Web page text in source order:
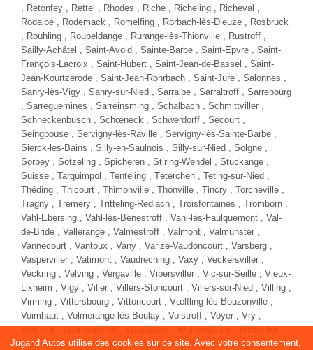
, Retonfey , Rettel , Rhodes , Riche , Richeling , Richeval ,
Rodalbe , Rodemack , Romelfing , Rorbach-lès-Dieuze , Rosbruck
, Rouhling , Roupeldange , Rurange-lès-Thionville , Rustroff ,
Sailly-Achâtel , Saint-Avold , Sainte-Barbe , Saint-Epvre , Saint-
François-Lacroix , Saint-Hubert , Saint-Jean-de-Bassel , Saint-
Jean-Kourtzerode , Saint-Jean-Rohrbach , Saint-Jure , Salonnes ,
Sanry-lès-Vigy , Sanry-sur-Nied , Sarralbe , Sarraltroff , Sarrebourg
Sarreguemines , Sarreinsming , Schalbach , Schmittviller ,
Schneckenbusch , Schœneck , Schwerdorff , Secourt ,
Seingbouse , Servigny-lès-Raville , Servigny-lès-Sainte-Barbe ,
Sierck-les-Bains , Silly-en-Saulnois , Silly-sur-Nied , Solgne ,
Sorbey , Sotzeling , Spicheren , Stiring-Wendel , Stuckange ,
Suisse , Tarquimpol , Tenteling , Téterchen , Teting-sur-Nied ,
Théding , Thicourt , Thimonville , Thonville , Tincry , Torcheville ,
Tragny , Trémery , Tritteling-Redlach , Troisfontaines , Tromborn ,
Vahl-Ebersing , Vahl-lès-Bénestroff , Vahl-lès-Faulquemont , Val-
de-Bride , Vallerange , Valmestroff , Valmont , Valmunster ,
Vannecourt , Vantoux , Vany , Varize-Vaudoncourt , Varsberg ,
Vasperviller , Vatimont , Vaudreching , Vaxy , Veckersviller ,
Veckring , Velving , Vergaville , Vibersviller , Vic-sur-Seille , Vieux-
Lixheim , Vigy , Viller , Villers-Stoncourt , Villers-sur-Nied , Villing ,
Virming , Vittersbourg , Vittoncourt , Vœlfling-lès-Bouzonville ,
Voimhaut , Volmerange-lès-Boulay , Volstroff , Voyer , Vry ,
Vulmont , Waldweistroff , Waldwisse , Waltembourg , Wiesviller ,
Willerwald , Wintersbourg , Wittring , Wœlfling-lès-Sarreguemines ,
Jugand Autos utilise des cookies sur ce site. Avec votre consentement,